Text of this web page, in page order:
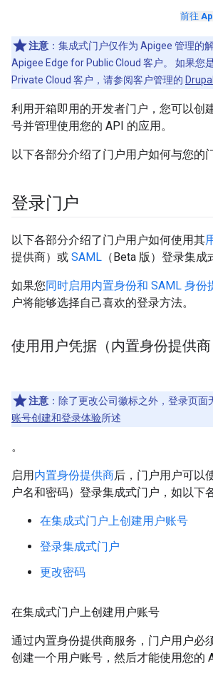
前往
注意 ：集成式门户仅作为 Apigee 管理的
Apigee Edge for Public Cloud 客户。 如果您
Private Cloud 客户，请参阅客户管理的
利用开箱即用的开发者门户，您可以创
号并管理使用您的 API 的应用。
以下各部分介绍了门户用户如何与您的
登录门户
以下各部分介绍了门户用户如何使用其
提供商）或 SAML （Beta 版）登录集成
如果您同时启用内置身份和 SAML 身份
户将能够选择自己喜欢的登录方法。
使用用户凭据（内置身份提供
注意 ：除了更改公司徽标之外，登录页面
账号创建和登录体验所述
。
启用内置身份提供商后，门户用户可以
户名和密码）登录集成式门户，如以下
在集成式门户上创建用户账号
登录集成式门户
更改密码
在集成式门户上创建用户账号
通过内置身份提供商服务，门户用户必
创建一个用户账号，然后才能使用您的